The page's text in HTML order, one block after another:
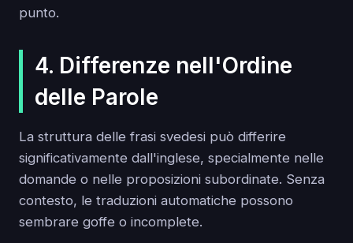
punto.
4. Differenze nell'Ordine
delle Parole
La struttura delle frasi svedesi può differire
significativamente dall'inglese, specialmente nelle
domande o nelle proposizioni subordinate. Senza
contesto, le traduzioni automatiche possono
sembrare goffe o incomplete.